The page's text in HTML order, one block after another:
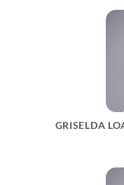
GRISELDA